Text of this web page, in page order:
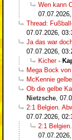
Wen kann
Thread:
07.07.2026,
Ja das war
07.07.2026,
Kicher-
Mega Bock
McKennie
Ob die gelbe
Nietzsche,
2:1 Belgien.
07.07.2026,
2:1